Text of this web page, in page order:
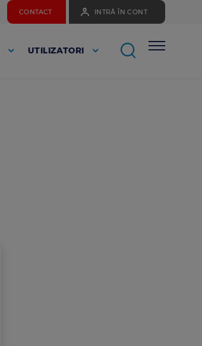
CONTACT INTRĂ ÎN CONT
UTILIZATORI